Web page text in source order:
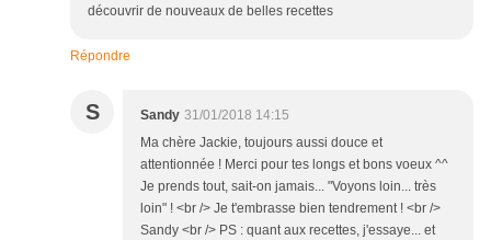
découvrir de nouveaux de belles recettes
Répondre
S Sandy 31/01/2018 14:15
Ma chère Jackie, toujours aussi douce et
attentionnée ! Merci pour tes longs et bons voeux ^^
Je prends tout, sait-on jamais... "Voyons loin... très
loin" ! <br /> Je t'embrasse bien tendrement ! <br />
Sandy <br /> PS : quant aux recettes, j'essaye... et